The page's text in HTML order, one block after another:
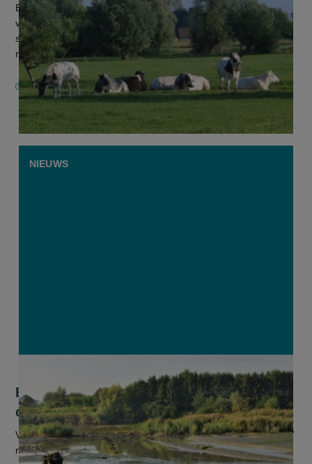
Er wordt gewerkt aan een pragmatische oplossing zodat
veehouders in de toekomst zowel methaan- als
stikstofreducties kunnen laten meetellen wanneer ze hun
melkvee weiden in combinatie met he...
18 MAART 2026
Brouns brengt meer dan 7.000 hectare
onder actief natuurbeheer
Vlaams minister van Omgeving Jo Brouns (cd&v) voorziet 747
miljoen euro voor vijf jaar stikstofsanering en heeft sinds de
NIEUWS